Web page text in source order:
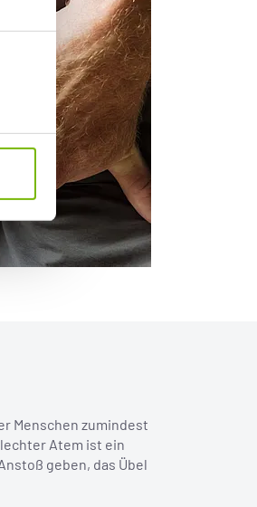
Menschen zumindest
Atem ist ein
geben, das Übel